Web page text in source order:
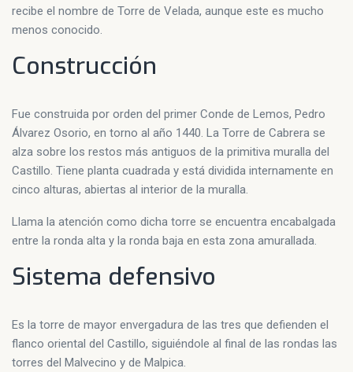
recibe el nombre de Torre de Velada, aunque este es mucho
menos conocido.
Construcción
Fue construida por orden del primer Conde de Lemos, Pedro
Álvarez Osorio, en torno al año 1440. La Torre de Cabrera se
alza sobre los restos más antiguos de la primitiva muralla del
Castillo. Tiene planta cuadrada y está dividida internamente en
cinco alturas, abiertas al interior de la muralla.
Llama la atención como dicha torre se encuentra encabalgada
entre la ronda alta y la ronda baja en esta zona amurallada.
Sistema defensivo
Es la torre de mayor envergadura de las tres que defienden el
flanco oriental del Castillo, siguiéndole al final de las rondas las
torres del Malvecino y de Malpica.